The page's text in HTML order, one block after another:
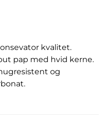
kvalitet.
pap med hvid kerne.
og